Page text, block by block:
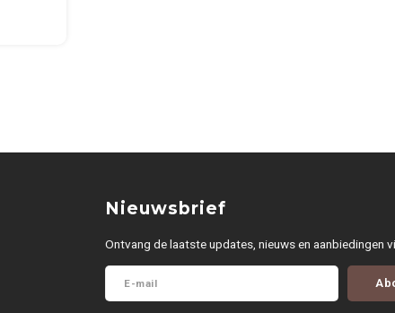
Nieuwsbrief
Ontvang de laatste updates, nieuws en aanbiedingen